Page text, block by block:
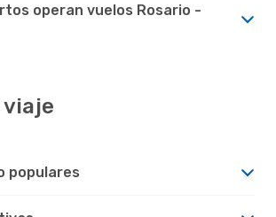
operan vuelos Rosario -
viaje
populares